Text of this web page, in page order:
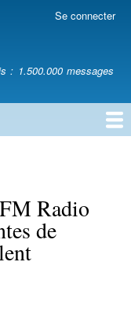
Se connecter
: 1.500.000 messages
Radio
de